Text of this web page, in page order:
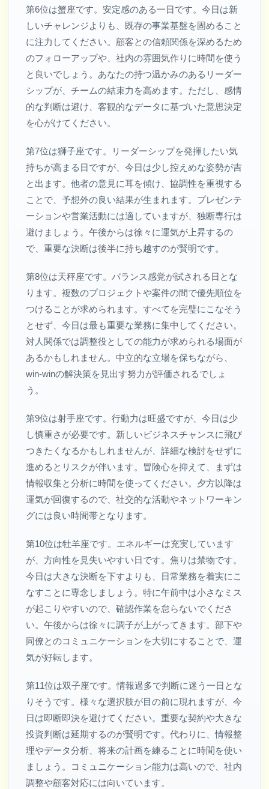
第6位は蟹座です。安定感のある一日です。今日は新
しいチャレンジよりも、既存の事業基盤を固めること
に注力してください。顧客との信頼関係を深めるため
のフォローアップや、社内の雰囲気作りに時間を使う
と良いでしょう。あなたの持つ温かみのあるリーダー
シップが、チームの結束力を高めます。ただし、感情
的な判断は避け、客観的なデータに基づいた意思決定
を心がけてください。
第7位は獅子座です。リーダーシップを発揮したい気
持ちが高まる日ですが、今日は少し控えめな姿勢が吉
と出ます。他者の意見に耳を傾け、協調性を重視する
ことで、予想外の良い結果が生まれます。プレゼンテ
ーションや営業活動には適していますが、独断専行は
避けましょう。午後からは徐々に運気が上昇するの
で、重要な決断は後半に持ち越すのが賢明です。
第8位は天秤座です。バランス感覚が試される日とな
ります。複数のプロジェクトや案件の間で優先順位を
つけることが求められます。すべてを完璧にこなそう
とせず、今日は最も重要な業務に集中してください。
対人関係では調整役としての能力が求められる場面が
あるかもしれません。中立的な立場を保ちながら、
win-winの解決策を見出す努力が評価されるでしょ
う。
第9位は射手座です。行動力は旺盛ですが、今日は少
し慎重さが必要です。新しいビジネスチャンスに飛び
つきたくなるかもしれませんが、詳細な検討をせずに
進めるとリスクが伴います。冒険心を抑えて、まずは
情報収集と分析に時間を使ってください。夕方以降は
運気が回復するので、社交的な活動やネットワーキン
グには良い時間帯となります。
第10位は牡羊座です。エネルギーは充実しています
が、方向性を見失いやすい日です。焦りは禁物です。
今日は大きな決断を下すよりも、日常業務を着実にこ
なすことに専念しましょう。特に午前中は小さなミス
が起こりやすいので、確認作業を怠らないでくださ
い。午後からは徐々に調子が上がってきます。部下や
同僚とのコミュニケーションを大切にすることで、運
気が好転します。
第11位は双子座です。情報過多で判断に迷う一日とな
りそうです。様々な選択肢が目の前に現れますが、今
日は即断即決を避けてください。重要な契約や大きな
投資判断は延期するのが賢明です。代わりに、情報整
理やデータ分析、将来の計画を練ることに時間を使い
ましょう。コミュニケーション能力は高いので、社内
調整や顧客対応には向いています。